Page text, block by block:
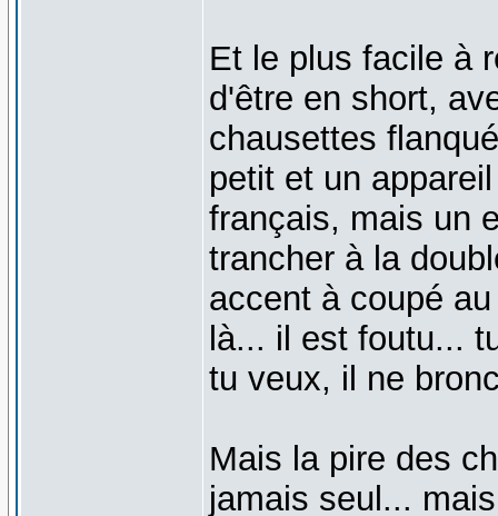
Et le plus facile à
d'être en short,
chausettes
petit et un
français, mais un
trancher à la
accent à coupé
là... il est foutu...
tu veux, il ne
Mais la pire des
jamais seul...